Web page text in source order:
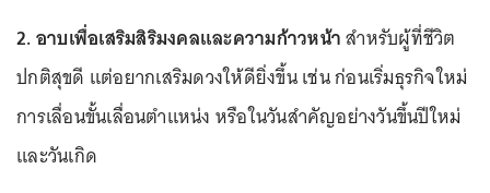
2. อาบเพื่อเสริมสิริมงคลและความก้าวหน้าสำหรับผู้ที่ชีวิต
ปกติสุขดี แต่อยากเสริมดวงให้ดียิ่งขึ้น เช่น ก่อนเริ่มธุรกิจใหม่
การเลื่อนขั้นเลื่อนตำแหน่ง หรือในวันสำคัญอย่างวันขึ้นปีใหม่
และวันเกิด